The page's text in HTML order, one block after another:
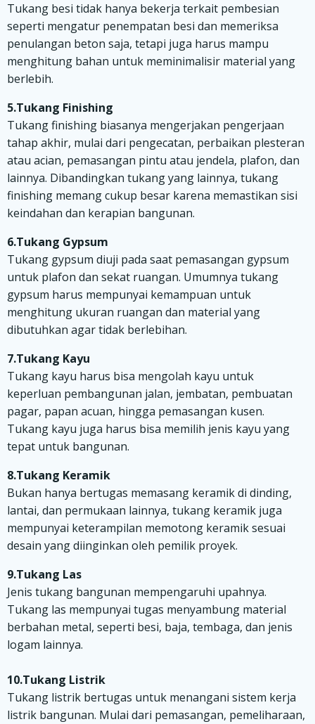
Tukang besi tidak hanya bekerja terkait pembesian
seperti mengatur penempatan besi dan memeriksa
penulangan beton saja, tetapi juga harus mampu
menghitung bahan untuk meminimalisir material yang
berlebih.
5.Tukang Finishing
Tukang finishing biasanya mengerjakan pengerjaan
tahap akhir, mulai dari pengecatan, perbaikan plesteran
atau acian, pemasangan pintu atau jendela, plafon, dan
lainnya. Dibandingkan tukang yang lainnya, tukang
finishing memang cukup besar karena memastikan sisi
keindahan dan kerapian bangunan.
6.Tukang Gypsum
Tukang gypsum diuji pada saat pemasangan gypsum
untuk plafon dan sekat ruangan. Umumnya tukang
gypsum harus mempunyai kemampuan untuk
menghitung ukuran ruangan dan material yang
dibutuhkan agar tidak berlebihan.
7.Tukang Kayu
Tukang kayu harus bisa mengolah kayu untuk
keperluan pembangunan jalan, jembatan, pembuatan
pagar, papan acuan, hingga pemasangan kusen.
Tukang kayu juga harus bisa memilih jenis kayu yang
tepat untuk bangunan.
8.Tukang Keramik
Bukan hanya bertugas memasang keramik di dinding,
lantai, dan permukaan lainnya, tukang keramik juga
mempunyai keterampilan memotong keramik sesuai
desain yang diinginkan oleh pemilik proyek.
9.Tukang Las
Jenis tukang bangunan mempengaruhi upahnya.
Tukang las mempunyai tugas menyambung material
berbahan metal, seperti besi, baja, tembaga, dan jenis
logam lainnya.
10.Tukang Listrik
Tukang listrik bertugas untuk menangani sistem kerja
listrik bangunan. Mulai dari pemasangan, pemeliharaan,